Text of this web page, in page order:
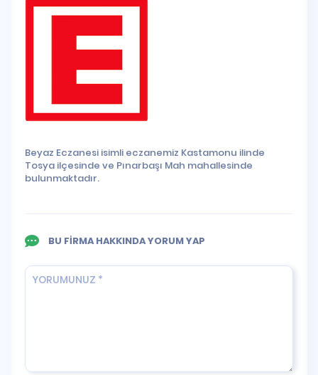
Beyaz Eczanesi isimli eczanemiz Kastamonu ilinde
Tosya ilçesinde ve Pınarbaşı Mah mahallesinde
bulunmaktadır.
BU FİRMA HAKKINDA YORUM YAP